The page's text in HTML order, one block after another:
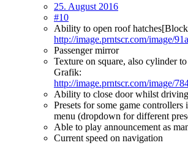
25. August 2016
#10
Ability to open roof
http://image.prntscr.com/image/
Passenger mirror
Texture on square, also cylinder
Grafik:
http://image.prntscr.com/image/
Ability to close door whilst driving
Presets for some game controllers
menu (dropdown for different
Able to play announcement as
Current speed on navigation